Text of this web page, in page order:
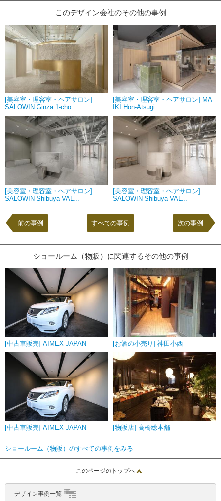
このデザイン会社のその他の事例
[美容室・理容室・ヘアサロン]
SALOWIN Ginza 1-cho...
[美容室・理容室・ヘアサロン] MA-
IKI Hon-Atsugi
[美容室・理容室・ヘアサロン]
SALOWIN Shibuya VAL...
[美容室・理容室・ヘアサロン]
SALOWIN Shibuya VAL...
前の事例 次の事例
すべての事例
ショールーム（物販）に関連するその他の事例
[中古車販売] AIMEX-JAPAN [お酒の小売り] 神田小西
[中古車販売] AIMEX-JAPAN [物販店] 高橋総本舗
ショールーム（物販）のすべての事例をみる
このページのトップへ
デザイン事例一覧